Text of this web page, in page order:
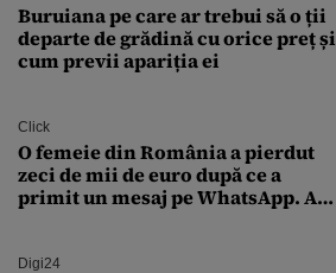
Buruiana pe care ar trebui să o ții
departe de grădină cu orice preț și
cum previi apariția ei
Click
O femeie din România a pierdut
zeci de mii de euro după ce a
primit un mesaj pe WhatsApp. A
Digi24